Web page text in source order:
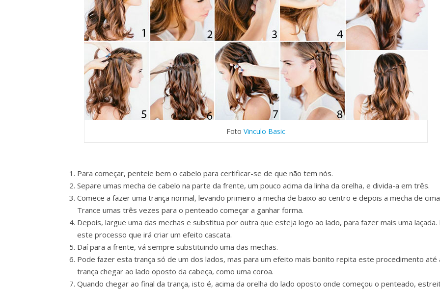
Foto Vinculo Basic
Para começar, penteie bem o cabelo para certificar-se de que não tem nós.
Separe umas mecha de cabelo na parte da frente, um pouco acima da linha da orelha, e divida-a em três.
Comece a fazer uma trança normal, levando primeiro a mecha de baixo ao centro e depois a mecha de
Trance umas três vezes para o penteado começar a ganhar forma.
Depois, largue uma das mechas e substitua por outra que esteja logo ao lado, para fazer mais uma laçada.
este processo que irá criar um efeito cascata.
Daí para a frente, vá sempre substituindo uma das mechas.
Pode fazer esta trança só de um dos lados, mas para um efeito mais bonito repita este procedimento até
trança chegar ao lado oposto da cabeça, como uma coroa.
Quando chegar ao final da trança, isto é, acima da orelha do lado oposto onde começou o penteado,